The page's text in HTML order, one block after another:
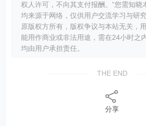
权人许可，不向其支付报酬。”您需知晓
均来源于网络，仅供用户交流学习与研
原版权方所有，版权争议与本站无关，
能用作商业或非法用途，需在24小时之
均由用户承担责任。
THE END
分享